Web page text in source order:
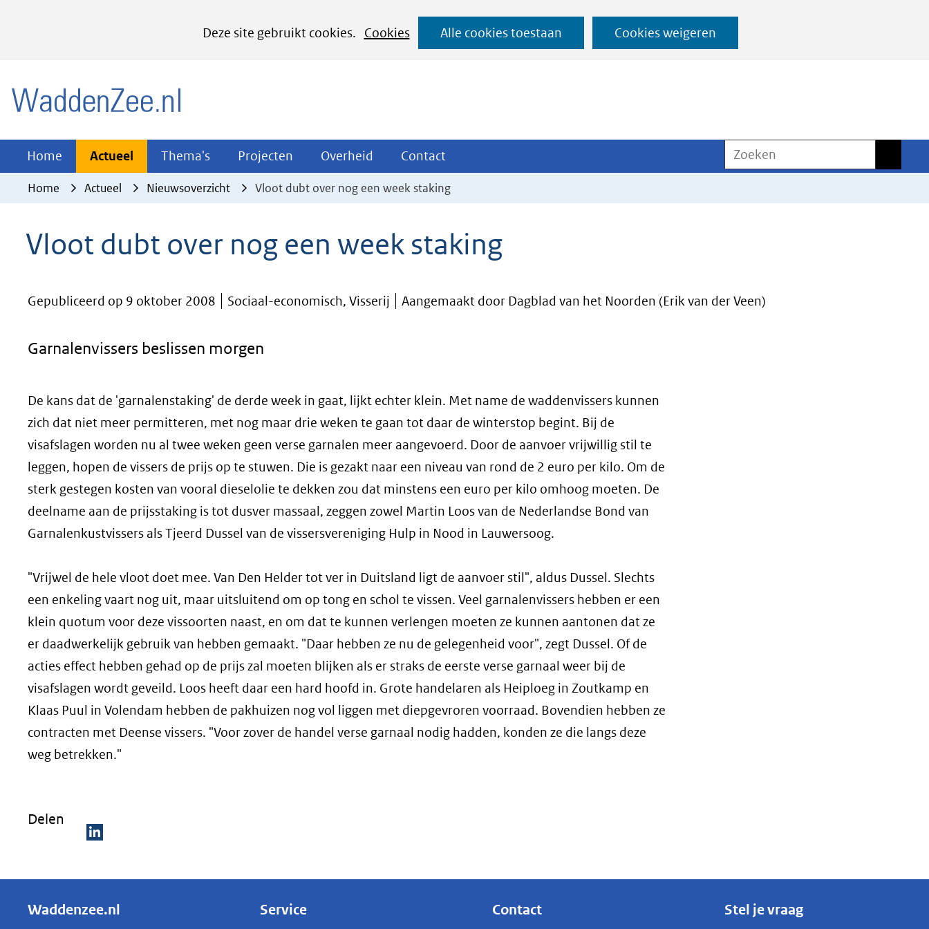
Deze site gebruikt cookies.
Cookies
het
cookies
website
worden
Alle cookies toestaan Cookies weigeren
Ga
naar
Home Actueel Actueel
Uitklappen
Thema's Thema's
Uitklappen
Projecten Projecten
Uitklappen
Overheid Overheid
Uitklappen
Contact
Uitklappen
Zoeken
Home Actueel Nieuwsoverzicht Vloot dubt over nog een week staking
Vloot dubt over nog een week staking
Gepubliceerd op 9 oktober 2008 Sociaal-economisch, Visserij Aangemaakt door Dagblad van het Noorden (Erik van der Veen)
Garnalenvissers beslissen morgen
De kans dat de 'garnalenstaking' de derde week in gaat, lijkt echter klein. Met name de waddenvissers kunnen
zich dat niet meer permitteren, met nog maar drie weken te gaan tot daar de winterstop begint. Bij de
visafslagen worden nu al twee weken geen verse garnalen meer aangevoerd. Door de aanvoer vrijwillig stil te
leggen, hopen de vissers de prijs op te stuwen. Die is gezakt naar een niveau van rond de 2 euro per kilo. Om de
sterk gestegen kosten van vooral dieselolie te dekken zou dat minstens een euro per kilo omhoog moeten. De
deelname aan de prijsstaking is tot dusver massaal, zeggen zowel Martin Loos van de Nederlandse Bond van
Garnalenkustvissers als Tjeerd Dussel van de vissersvereniging Hulp in Nood in Lauwersoog.
"Vrijwel de hele vloot doet mee. Van Den Helder tot ver in Duitsland ligt de aanvoer stil", aldus Dussel. Slechts
een enkeling vaart nog uit, maar uitsluitend om op tong en schol te vissen. Veel garnalenvissers hebben er een
klein quotum voor deze vissoorten naast, en om dat te kunnen verlengen moeten ze kunnen aantonen dat ze
er daadwerkelijk gebruik van hebben gemaakt. "Daar hebben ze nu de gelegenheid voor", zegt Dussel. Of de
acties effect hebben gehad op de prijs zal moeten blijken als er straks de eerste verse garnaal weer bij de
visafslagen wordt geveild. Loos heeft daar een hard hoofd in. Grote handelaren als Heiploeg in Zoutkamp en
Klaas Puul in Volendam hebben de pakhuizen nog vol liggen met diepgevroren voorraad. Bovendien hebben ze
contracten met Deense vissers. "Voor zover de handel verse garnaal nodig hadden, konden ze die langs deze
weg betrekken."
Delen
e
e
Waddenzee.nl Service Contact Stel je vraag